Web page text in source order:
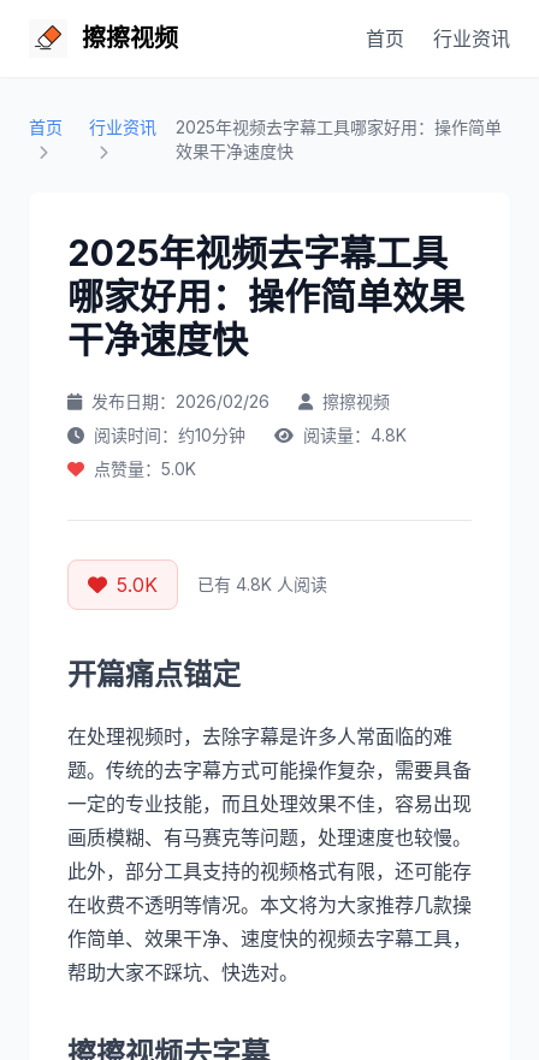
擦擦视频 首页 行业资讯
首页 行业资讯
2025年视频去字幕工具哪家好用：操作简单
效果干净速度快
2025年视频去字幕工具
哪家好用：操作简单效果
干净速度快
发布日期：2026/02/26
擦擦视频
阅读时间：约10分钟
阅读量：4.8K
点赞量：5.0K
5.0K 已有 4.8K 人阅读
开篇痛点锚定
在处理视频时，去除字幕是许多人常面临的难
题。传统的去字幕方式可能操作复杂，需要具备
一定的专业技能，而且处理效果不佳，容易出现
画质模糊、有马赛克等问题，处理速度也较慢。
此外，部分工具支持的视频格式有限，还可能存
在收费不透明等情况。本文将为大家推荐几款操
作简单、效果干净、速度快的视频去字幕工具，
帮助大家不踩坑、快选对。